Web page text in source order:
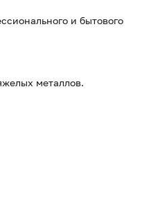
и бытового
металлов.